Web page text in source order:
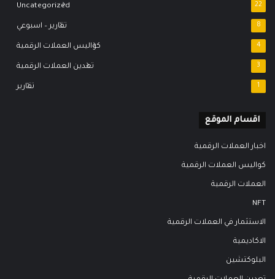
Uncategorized 22
تقارير – اسبوعي 8
كواليس العملات الرقمية 4
تعدين العملات الرقمية 3
تقارير 1
اقسام الموقع
اخبار العملات الرقمية
كواليس العملات الرقمية
العملات الرقمية
NFT
الاستثمار في العملات الرقمية
الاكاديمية
البلوكتشين